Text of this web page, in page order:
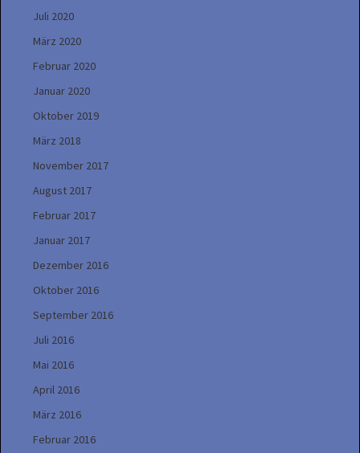
Juli 2020
März 2020
Februar 2020
Januar 2020
Oktober 2019
März 2018
November 2017
August 2017
Februar 2017
Januar 2017
Dezember 2016
Oktober 2016
September 2016
Juli 2016
Mai 2016
April 2016
März 2016
Februar 2016